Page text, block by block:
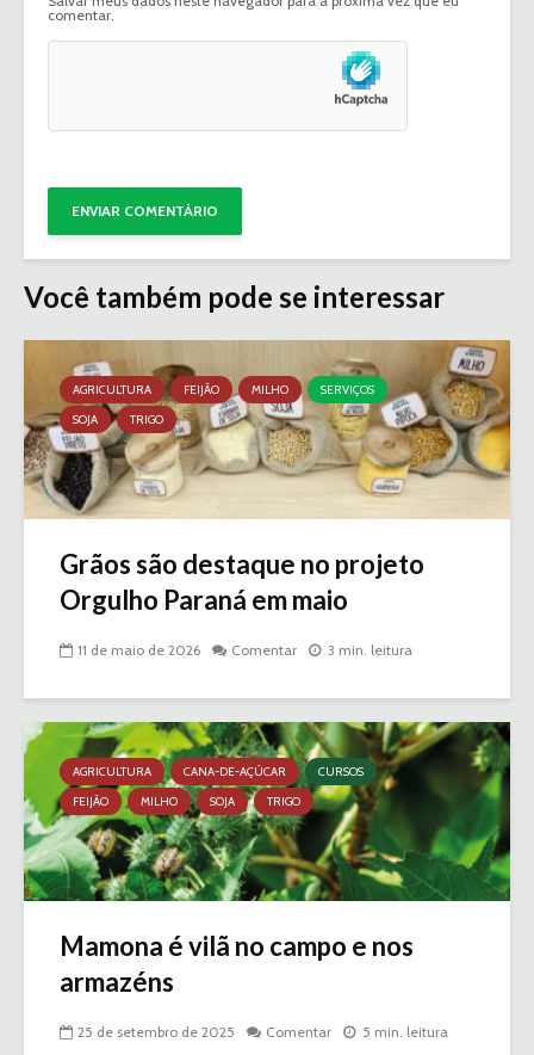
comentar.
Você também pode se interessar
AGRICULTURA FEIJÃO MILHO
SERVIÇOS
SOJA
TRIGO
Grãos são destaque no projeto
Orgulho Paraná em maio
11 de maio de 2026 Comentar 3 min. leitura
AGRICULTURA CANA-DE-AÇÚCAR
CURSOS
FEIJÃO
MILHO SOJA TRIGO
Mamona é vilã no campo e nos
armazéns
25 de setembro de 2025 Comentar 5 min. leitura